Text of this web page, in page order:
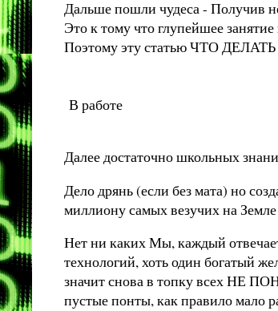
Дальше пошли чудеса - Получив
Это к тому что глупейшее
Поэтому эту статью ЧТО ДЕЛАТЬ
В работе
Далее достаточно школьных
Дело дрянь (если без мата) но
миллиону самых везучих на Земле
Нет ни каких Мы, каждый
технологий, хоть один богатый
значит снова в топку всех НЕ
пустые понты, как правило мало